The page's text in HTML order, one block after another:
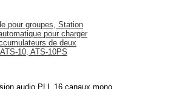
audio PLL 16 canaux mono,